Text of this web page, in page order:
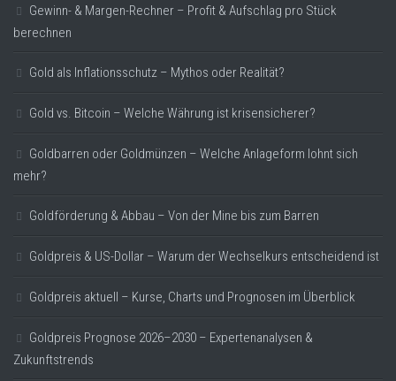
Gewinn- & Margen-Rechner – Profit & Aufschlag pro Stück
berechnen
Gold als Inflationsschutz – Mythos oder Realität?
Gold vs. Bitcoin – Welche Währung ist krisensicherer?
Goldbarren oder Goldmünzen – Welche Anlageform lohnt sich
mehr?
Goldförderung & Abbau – Von der Mine bis zum Barren
Goldpreis & US-Dollar – Warum der Wechselkurs entscheidend ist
Goldpreis aktuell – Kurse, Charts und Prognosen im Überblick
Goldpreis Prognose 2026–2030 – Expertenanalysen &
Zukunftstrends